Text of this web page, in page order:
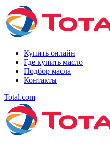
Купить онлайн
Где купить масло
Подбор масла
Контакты
Total.com